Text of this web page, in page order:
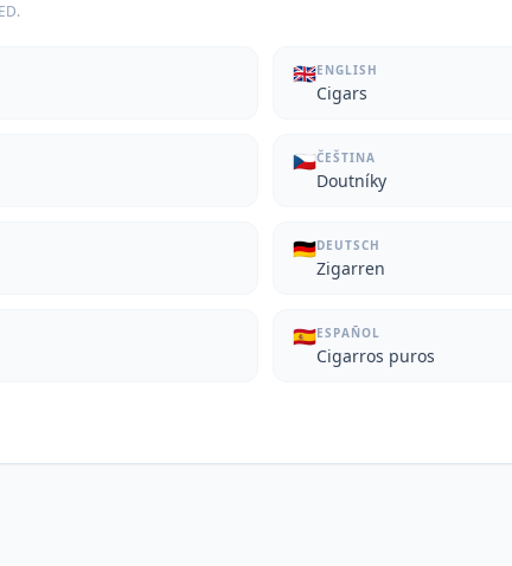
🇬🇧ENGLISH
Cigars
🇨🇿ČEŠTINA
Doutníky
🇩🇪DEUTSCH
Zigarren
🇪🇸ESPAÑOL
Cigarros puros